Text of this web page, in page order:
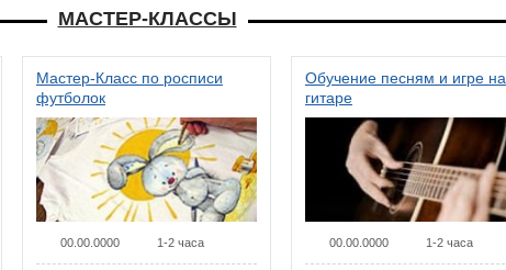
МАСТЕР-КЛАССЫ
Мастер-Класс по росписи
футболок
00.00.0000 1-2 часа
Обучение песням и игре на
гитаре
00.00.0000 1-2 часа